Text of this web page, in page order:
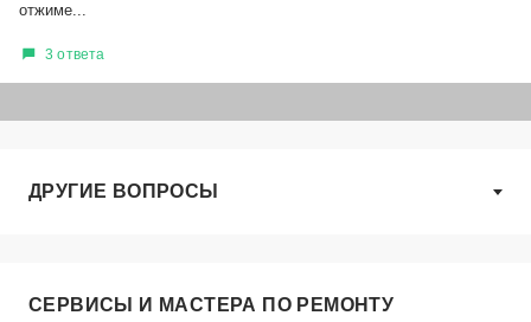
отжиме...
3 ответа
ДРУГИЕ ВОПРОСЫ
СЕРВИСЫ И МАСТЕРА ПО РЕМОНТУ